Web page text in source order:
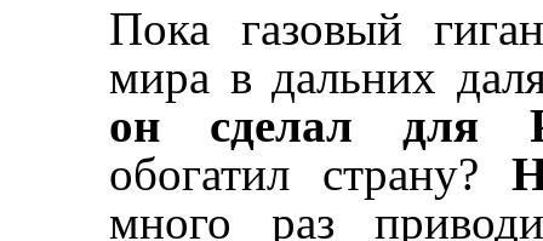
Пока газовый
мира в дальних
он сделал для
обогатил страну?
много раз